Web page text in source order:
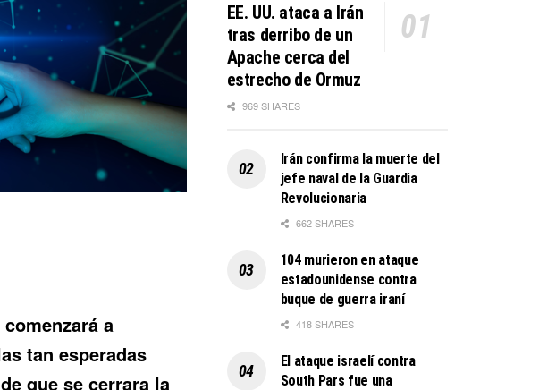
a
tan esperadas
que se cerrara la
EE. UU. ataca a Irán
tras derribo de un
Apache cerca del
estrecho de Ormuz
969 SHARES
Irán confirma la muerte del
jefe naval de la Guardia
Revolucionaria
662 SHARES
104 murieron en ataque
estadounidense contra
buque de guerra iraní
418 SHARES
El ataque israelí contra
South Pars fue una